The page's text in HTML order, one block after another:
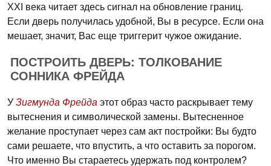
XXI века читает здесь сигнал на обновление границ.
Если дверь получилась удобной, Вы в ресурсе. Если она
мешает, значит, Вас еще триггерит чужое ожидание.
ПОСТРОИТЬ ДВЕРЬ: ТОЛКОВАНИЕ
СОННИКА ФРЕЙДА
У Зигмунда Фрейда этот образ часто раскрывает тему
вытеснения и символической замены. Вытесненное
желание проступает через сам акт постройки: Вы будто
сами решаете, что впустить, а что оставить за порогом.
Что именно Вы стараетесь удержать под контролем?